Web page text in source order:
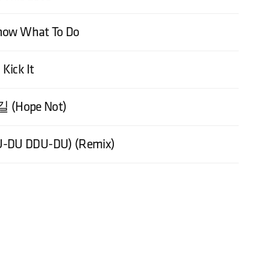
What To Do
Kick It
(Hope Not)
DDU-DU) (Remix)